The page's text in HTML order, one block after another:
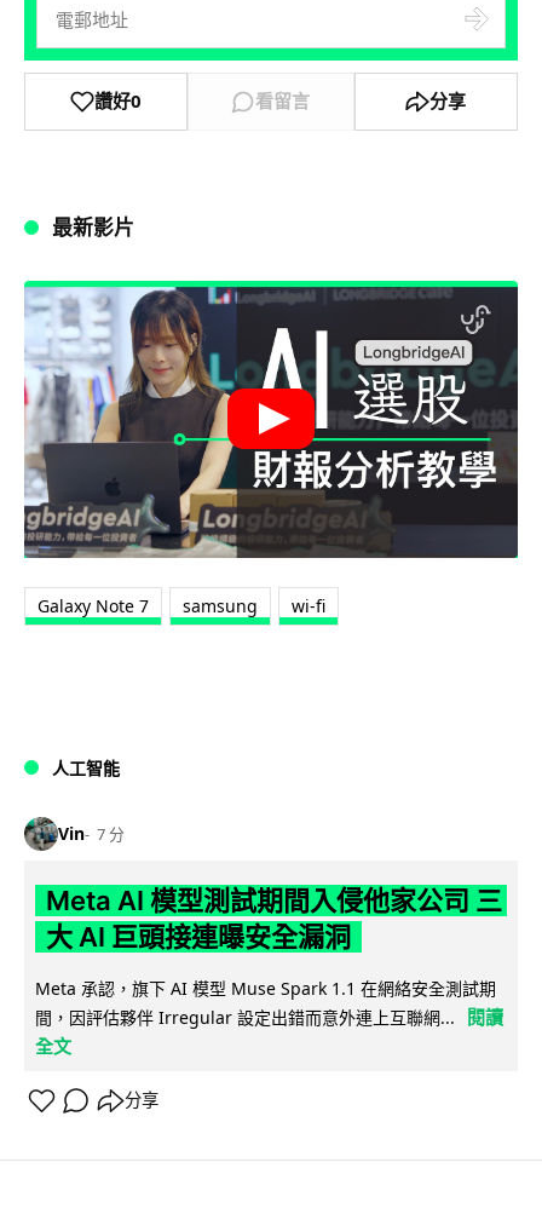
讚好0 看留言 分享
最新影片
Galaxy Note 7 samsung wi-fi
人工智能
Vin 7 分
Meta AI 模型測試期間入侵他家公司 三
大 AI 巨頭接連曝安全漏洞
Meta 承認，旗下 AI 模型 Muse Spark 1.1 在網絡安全測試期
間，因評估夥伴 Irregular 設定出錯而意外連上互聯網...
閱讀
全文
分享